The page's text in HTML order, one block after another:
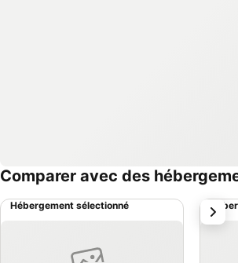
Comparer avec des
Hébergement sélectionné